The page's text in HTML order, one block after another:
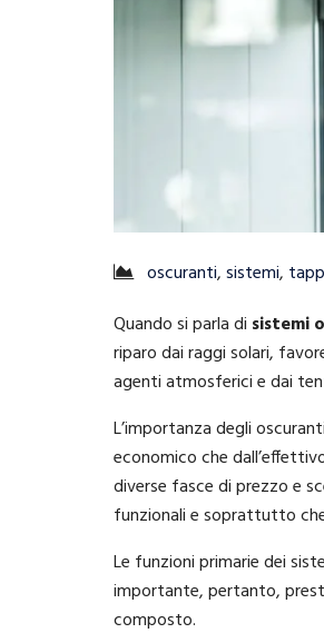
oscuranti,sistemi,
Quando si parla di sistemi
riparo dai raggi solari,
agenti atmosferici e dai
L’importanza degli
economico che
diverse fasce di prezzo e
funzionali e soprattutto
Le funzioni primarie dei
importante, pertanto,
composto.